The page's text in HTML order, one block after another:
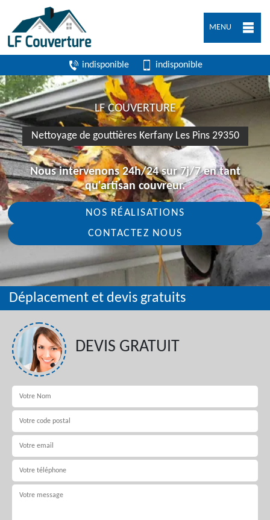
MENU
indisponible indisponible
LF COUVERTURE
Nettoyage de gouttières Kerfany Les Pins 29350
Nous intervenons 24h/24 sur 7j/7 en tant
qu'artisan couvreur.
NOS RÉALISATIONS
CONTACTEZ NOUS
Déplacement et devis gratuits
DEVIS GRATUIT